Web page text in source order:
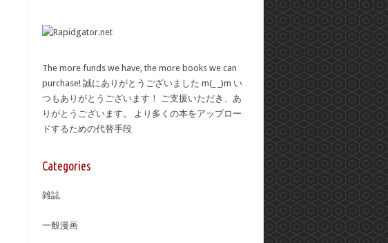
The more funds we have, the more books we can
purchase! 誠にありがとうございました m(_ _)m い
つもありがとうございます！ ご支援いただき、あ
りがとうございます。 より多くの本をアップロー
ドするための代替手段
Categories
雑誌
一般漫画